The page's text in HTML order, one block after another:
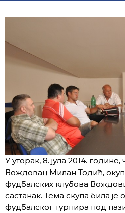
У уторак, 8. јула 2014.
Вождовац Милан Тодић,
фудбалских клубова
састанак. Тема скупа била
фудбалског турнира под